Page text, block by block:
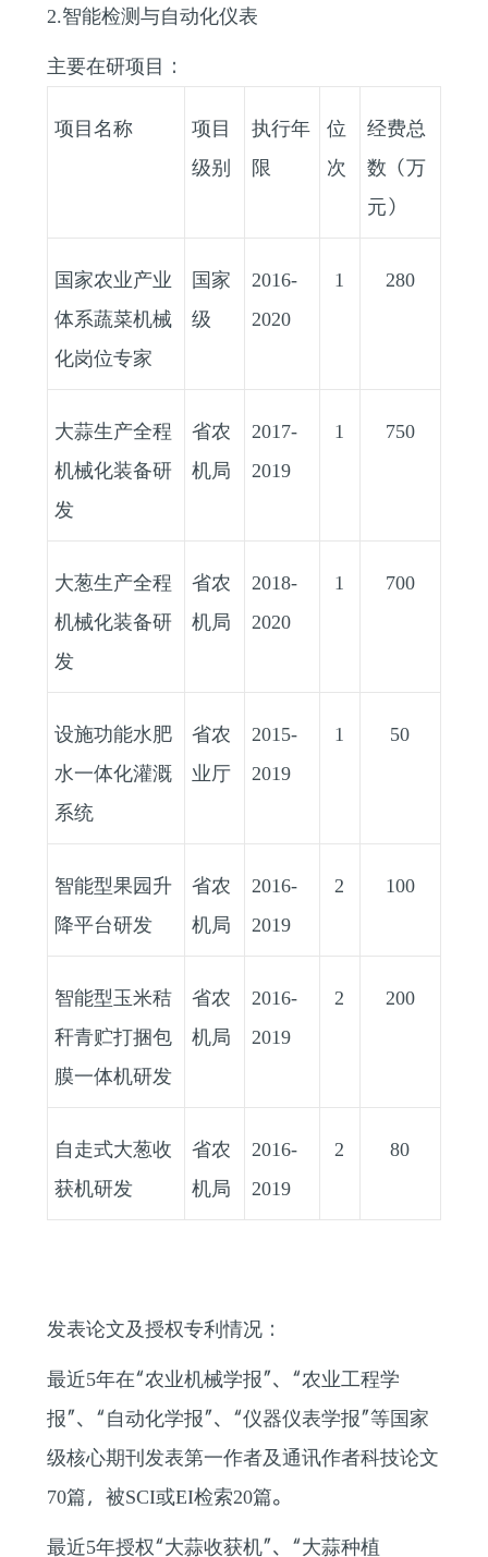
2.智能检测与自动化仪表
主要在研项目：
项目名称
项目
级别
执行年
限
位
次
经费总
数（万
元）
国家农业产业
体系蔬菜机械
化岗位专家
国家
级
2016-
2020
1 280
大蒜生产全程
机械化装备研
发
省农
机局
2017-
2019
1 750
大葱生产全程
机械化装备研
发
省农
机局
2018-
2020
1 700
设施功能水肥
水一体化灌溉
系统
省农
业厅
2015-
2019
1 50
智能型果园升
降平台研发
省农
机局
2016-
2019
2 100
智能型玉米秸
秆青贮打捆包
膜一体机研发
省农
机局
2016-
2019
2 200
自走式大葱收
获机研发
省农
机局
2016-
2019
2 80
发表论文及授权专利情况：
最近5年在“农业机械学报”、“农业工程学
报”、“自动化学报”、“仪器仪表学报”等国家
级核心期刊发表第一作者及通讯作者科技论文
70篇，被SCI或EI检索20篇。
最近5年授权“大蒜收获机”、“大蒜种植